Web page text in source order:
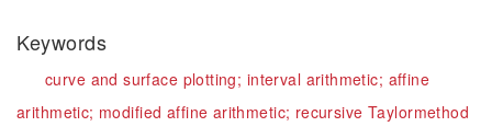
Keywords
curve and surface plotting; interval arithmetic; affine
arithmetic; modified affine arithmetic; recursive Taylormethod